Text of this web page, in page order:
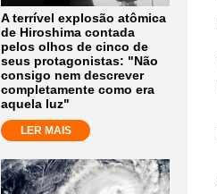
A terrível explosão atômica
de Hiroshima contada
pelos olhos de cinco de
seus protagonistas: "Não
consigo nem descrever
completamente como era
aquela luz"
LER MAIS